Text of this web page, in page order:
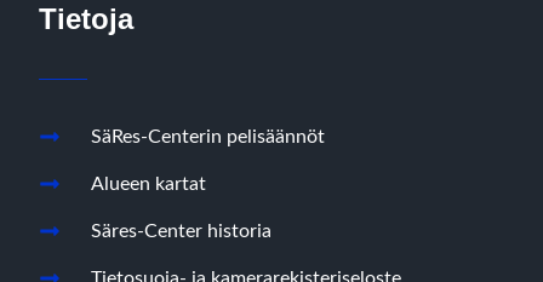
Tietoja
SäRes-Centerin pelisäännöt
Alueen kartat
Säres-Center historia